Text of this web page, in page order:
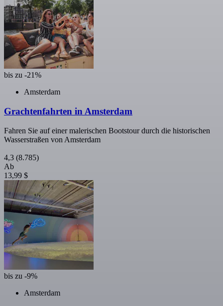
bis zu -21%
Amsterdam
Grachtenfahrten in Amsterdam
Fahren Sie auf einer malerischen Bootstour durch die historischen
Wasserstraßen von Amsterdam
4,3 (8.785)
Ab
13,99 $
bis zu -9%
Amsterdam